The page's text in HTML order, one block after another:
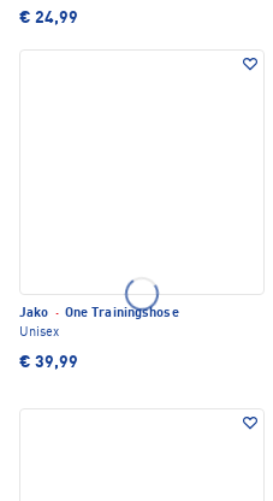
€ 24,99
Jako · One Trainingshose
Unisex
€ 39,99